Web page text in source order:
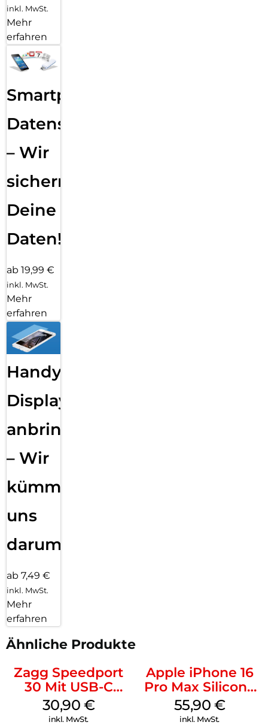
inkl. MwSt.
Mehr
erfahren
Smartphone
Datensicherung
– Wir
sichern
Deine
Daten!
ab 19,99 €
inkl. MwSt.
Mehr
erfahren
Handy
Displayfolie
anbringen
– Wir
kümmern
uns
darum!
ab 7,49 €
inkl. MwSt.
Mehr
erfahren
Ähnliche Produkte
Zagg Speedport
30 Mit USB-C
Kabel Weiß
30,90 €
inkl. MwSt.
Apple iPhone 16
Pro Max Silicone
Case MagSafe
Stone Gray
55,90 €
inkl. MwSt.